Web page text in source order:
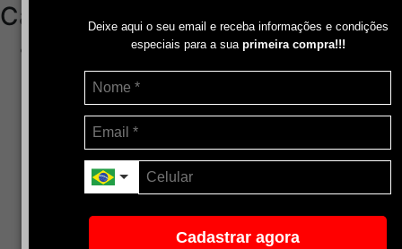
Deixe aqui o seu email e receba informações e condições
especiais para a sua primeira compra!!!
Cadastrar agora
Categorias
Disco de Corte
Disco de Corte e Desbaste-Dupla Aplicação
Disco de Desbaste
Escovas de Aço
Escovas de Latão
Lixas
Pasta Para Assentar Válvula
Pedra de Afiar